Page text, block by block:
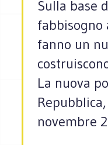
Sulla base
fabbisogno
fanno un
La nuova
novembre